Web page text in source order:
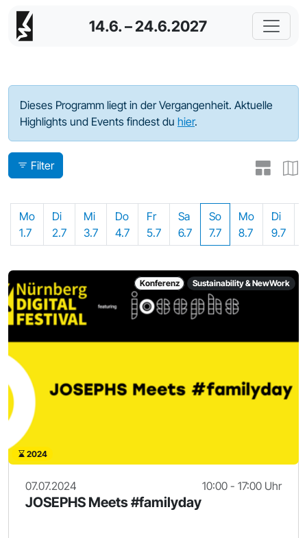
14.6. – 24.6.2027
Programm - 2024
Dieses Programm liegt in der Vergangenheit. Aktuelle
Highlights und Events findest du hier.
Filter
Mo
1.7
Di
2.7
Mi
3.7
Do
4.7
Fr
5.7
Sa
6.7
So
7.7
Mo
8.7
Di
9.7
Konferenz Sustainability & NewWork
2024
07.07.2024 10:00 - 17:00 Uhr
JOSEPHS Meets #familyday